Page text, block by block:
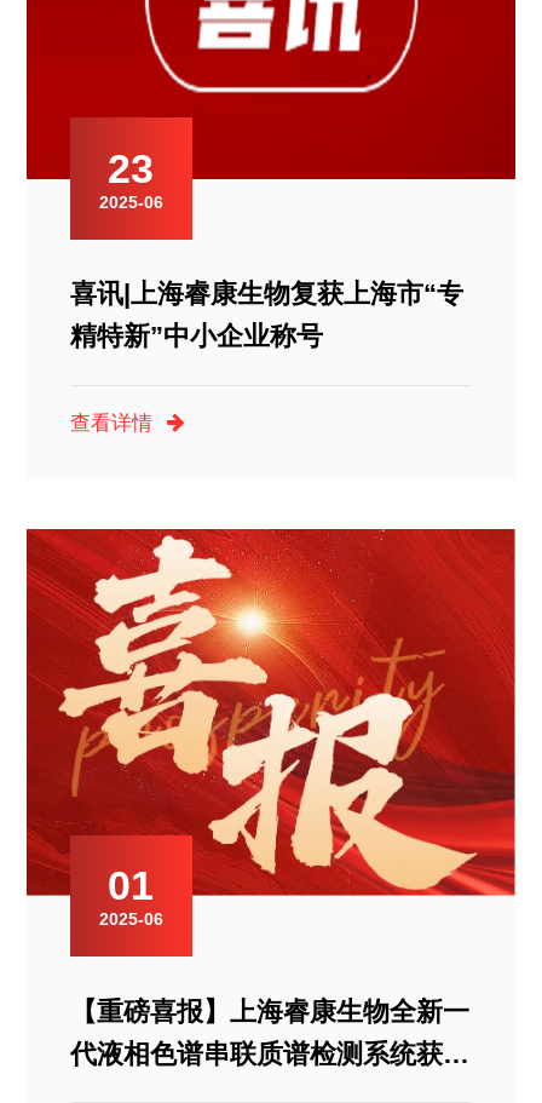
23
2025-06
喜讯|上海睿康生物复获上海市“专
精特新”中小企业称号
查看详情
01
2025-06
【重磅喜报】上海睿康生物全新一
代液相色谱串联质谱检测系统获批